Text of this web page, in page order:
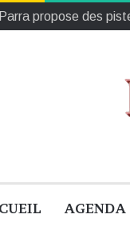
et ses alentours
AGENDA